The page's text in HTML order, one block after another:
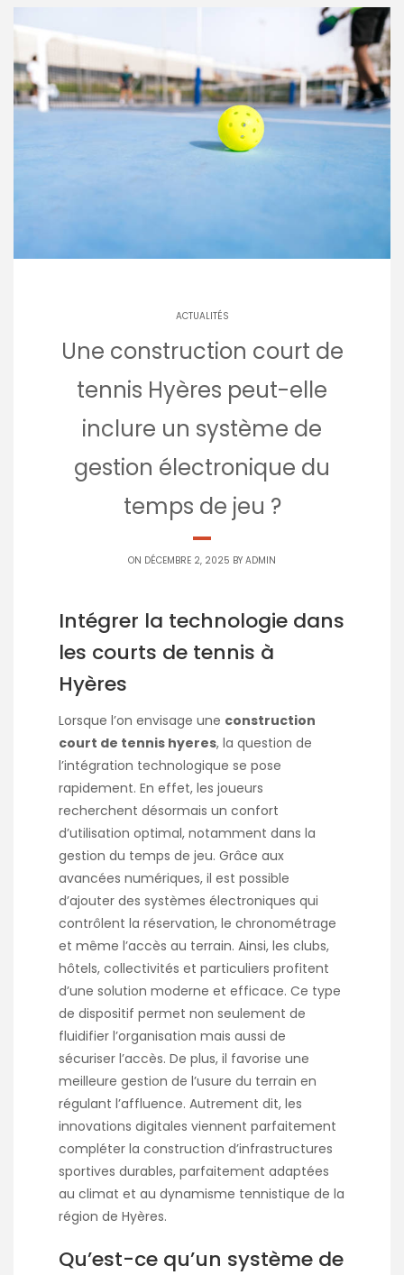
ACTUALITÉS
Une construction court de
tennis Hyères peut-elle
inclure un système de
gestion électronique du
temps de jeu ?
ON DÉCEMBRE 2, 2025 BY ADMIN
Intégrer la technologie dans
les courts de tennis à
Hyères
Lorsque l’on envisage une construction
court de tennis hyeres, la question de
l’intégration technologique se pose
rapidement. En effet, les joueurs
recherchent désormais un confort
d’utilisation optimal, notamment dans la
gestion du temps de jeu. Grâce aux
avancées numériques, il est possible
d’ajouter des systèmes électroniques qui
contrôlent la réservation, le chronométrage
et même l’accès au terrain. Ainsi, les clubs,
hôtels, collectivités et particuliers profitent
d’une solution moderne et efficace. Ce type
de dispositif permet non seulement de
fluidifier l’organisation mais aussi de
sécuriser l’accès. De plus, il favorise une
meilleure gestion de l’usure du terrain en
régulant l’affluence. Autrement dit, les
innovations digitales viennent parfaitement
compléter la construction d’infrastructures
sportives durables, parfaitement adaptées
au climat et au dynamisme tennistique de la
région de Hyères.
Qu’est-ce qu’un système de